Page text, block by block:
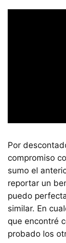
Por
compromiso
sumo el
reportar un
puedo
similar. En
que encontré
probado los